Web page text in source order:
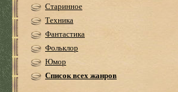
Старинное
Техника
Фантастика
Фольклор
Юмор
Список всех жанров